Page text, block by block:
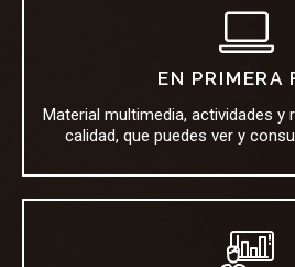
EN PRIMERA
Material multimedia, actividades y
calidad, que puedes ver y